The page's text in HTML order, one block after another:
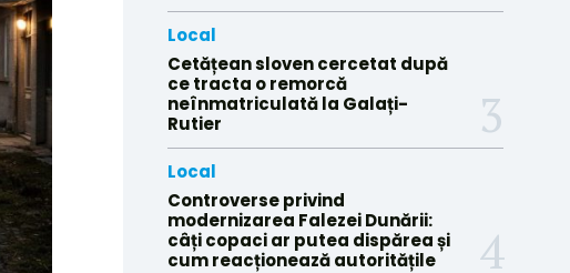
Local
Cetățean sloven cercetat după
ce tracta o remorcă
neînmatriculată la Galați-
Rutier
Local
Controverse privind
modernizarea Falezei Dunării:
câți copaci ar putea dispărea și
cum reacționează autoritățile